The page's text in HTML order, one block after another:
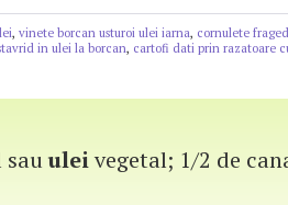
, vinete borcan usturoi ulei iarna, cornulete
in ulei la borcan, cartofi dati prin razatoare
sauuleivegetal; 1/2 de